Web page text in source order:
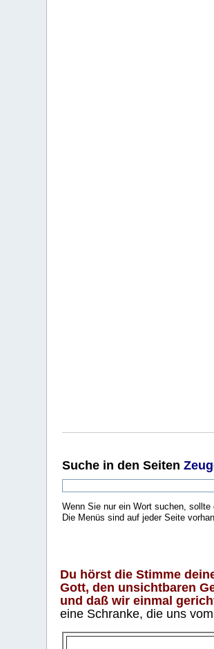
Suche in den Seiten
Wenn Sie nur ein Wort suchen,
Die Menüs sind auf jeder Seite
Du hörst die Stimme
Gott, den unsichtbaren
und daß wir einmal
eine Schranke, die uns